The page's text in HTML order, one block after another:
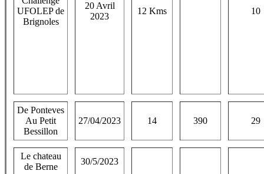
UFOLEP de
Brignoles
20 Avril
2023
12 Kms 10
De Ponteves
Au Petit
Bessillon
27/04/2023 14 390 29
Le chateau
de Berne
30/5/2023